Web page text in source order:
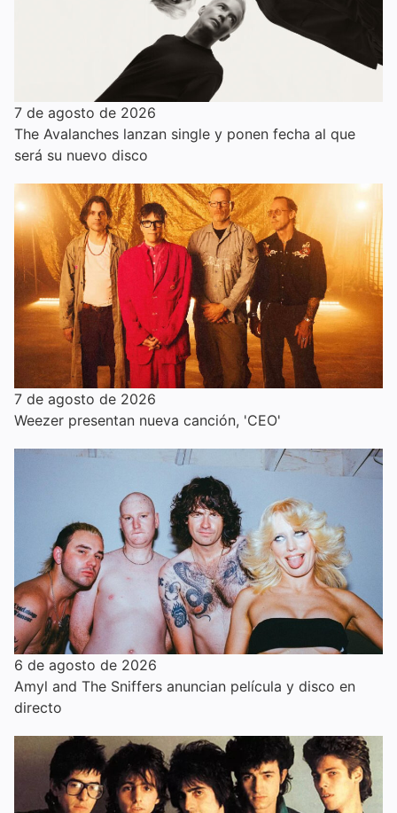
7 de agosto de 2026
The Avalanches lanzan single y ponen fecha al que
será su nuevo disco
7 de agosto de 2026
Weezer presentan nueva canción, 'CEO'
6 de agosto de 2026
Amyl and The Sniffers anuncian película y disco en
directo